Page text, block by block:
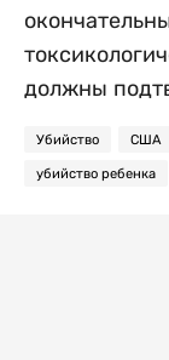
должны
Убийство США
убийство ребенка